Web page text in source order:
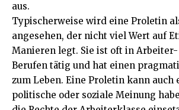
aus.
Typischerweise wird eine Proletin
angesehen, der nicht viel Wert auf
Manieren legt. Sie ist oft in
Berufen tätig und hat einen
zum Leben. Eine Proletin kann auch
politische oder soziale Meinung